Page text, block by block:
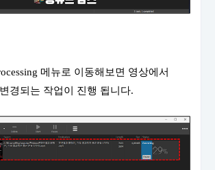
메뉴로 이동해보면 영상에서
경되는 작업이 진행 됩니다.